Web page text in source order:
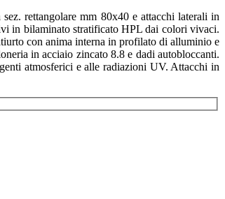
rettangolare mm 80x40 e attacchi laterali in
in bilaminato stratificato HPL dai colori vivaci.
con anima interna in profilato di alluminio e
in acciaio zincato 8.8 e dadi autobloccanti.
atmosferici e alle radiazioni UV. Attacchi in